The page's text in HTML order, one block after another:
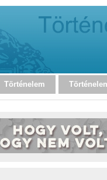
Történelem